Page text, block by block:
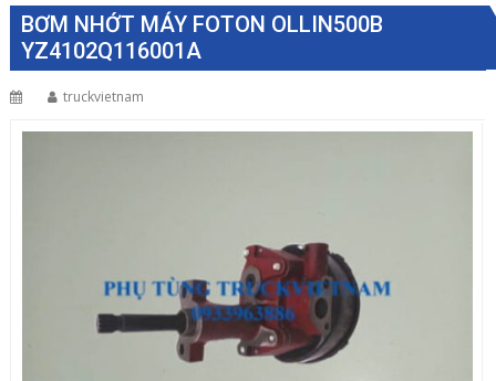
BƠM NHỚT MÁY FOTON OLLIN500B
YZ4102Q116001A
truckvietnam